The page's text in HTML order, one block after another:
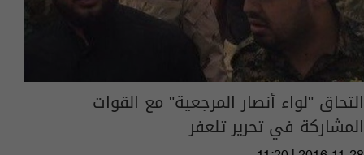
التحاق "لواء أنصار المرجعية" مع القوات
المشاركة في تحرير تلعفر